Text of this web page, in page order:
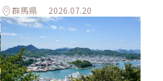
群馬県 2026.07.20